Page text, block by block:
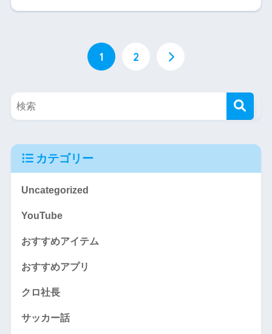
1 2
カテゴリー
Uncategorized
YouTube
おすすめアイテム
おすすめアプリ
クロ社長
サッカー話